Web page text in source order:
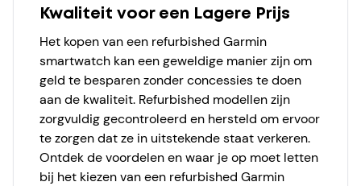
Kwaliteit voor een Lagere Prijs
Het kopen van een refurbished Garmin
smartwatch kan een geweldige manier zijn om
geld te besparen zonder concessies te doen
aan de kwaliteit. Refurbished modellen zijn
zorgvuldig gecontroleerd en hersteld om ervoor
te zorgen dat ze in uitstekende staat verkeren.
Ontdek de voordelen en waar je op moet letten
bij het kiezen van een refurbished Garmin